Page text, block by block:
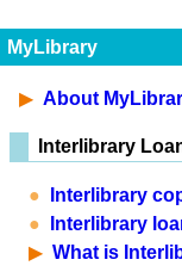
MyLibrary
About
Interlibrary
Interlibrary
Interlibrary
What is